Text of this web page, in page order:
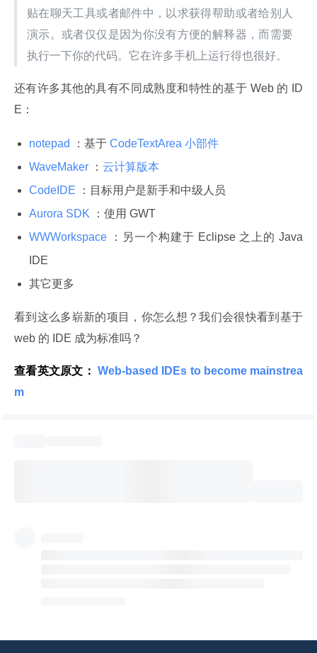
贴在聊天工具或者邮件中，以求获得帮助或者给别人
演示。或者仅仅是因为你没有方便的解释器，而需要
执行一下你的代码。它在许多手机上运行得也很好。
还有许多其他的具有不同成熟度和特性的基于 Web 的 ID
E：
notepad ：基于CodeTextArea 小部件
WaveMaker
： 云计算版本
CodeIDE
：目标用户是新手和中级人员
Aurora SDK
：使用 GWT
WWWorkspace
：另一个构建于 Eclipse 之上的 Java
IDE
其它更多
看到这么多崭新的项目，你怎么想？我们会很快看到基于
web 的 IDE 成为标准吗？
查看英文原文： Web-based IDEs to become mainstrea
m